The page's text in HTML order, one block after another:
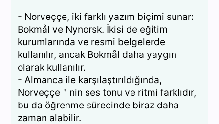
- Norveççe, iki farklı yazım biçimi sunar:
Bokmål ve Nynorsk. İkisi de eğitim
kurumlarında ve resmi belgelerde
kullanılır, ancak Bokmål daha yaygın
olarak kullanılır.
- Almanca ile karşılaştırıldığında,
Norveççe＇nin ses tonu ve ritmi farklıdır,
bu da öğrenme sürecinde biraz daha
zaman alabilir.